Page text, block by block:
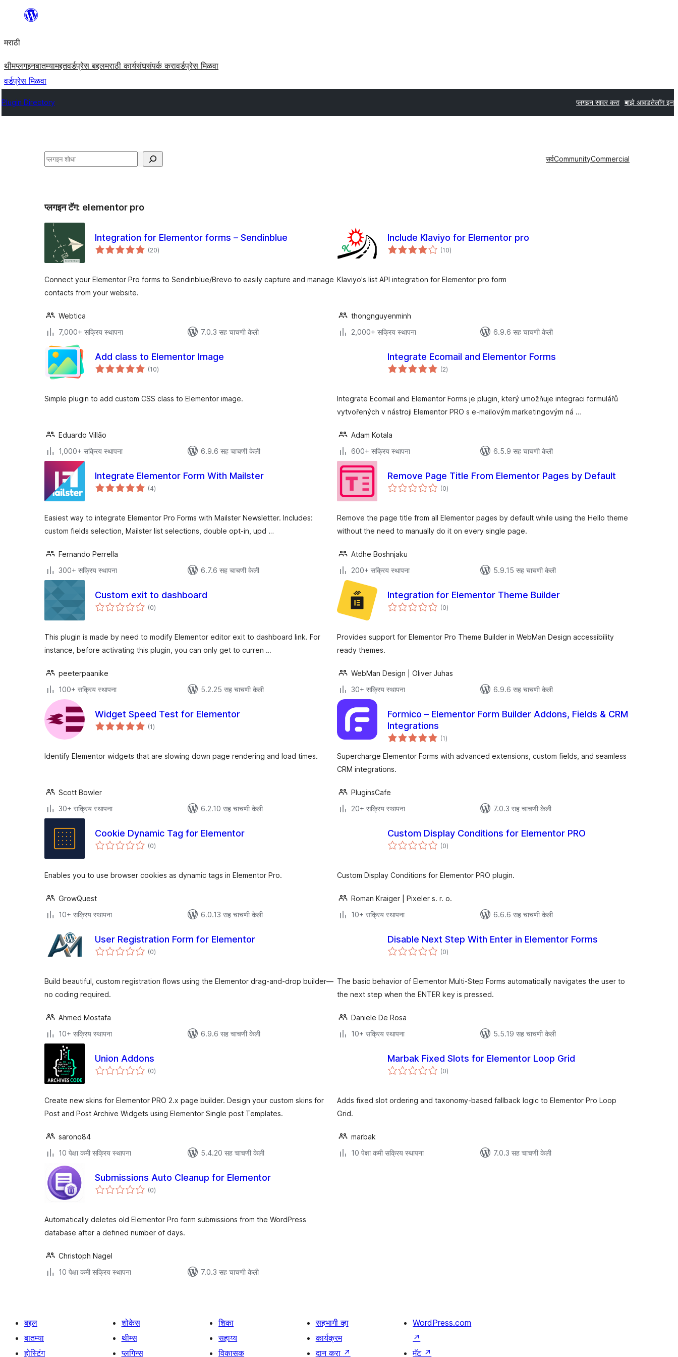
सामुग्रीवर
मराठी
थीमप्लगइनबातम्यामद्दतवर्डप्रेस बद्दलमराठी कार्यसंघसंपर्क करावर्डप्रेस मिळवा
वर्डप्रेस मिळवा
Plugin Directory प्लगइन सादर करा माझे आवडतेलॉग इन
शोधा सर्वCommunityCommercial
प्लगइन टॅग: elementor pro
Integration for Elementor forms – Sendinblue
(20एकूण
मूल्यांकन
)
Connect your Elementor Pro forms to Sendinblue/Brevo to easily capture and manage
contacts from your website.
Webtica
7,000+ सक्रिय स्थापना
7.0.3 सह चाचणी केली
Include Klaviyo for Elementor pro
(10एकूण
मूल्यांकन
)
Klaviyo's list API integration for Elementor pro form
thongnguyenminh
2,000+ सक्रिय स्थापना
6.9.6 सह चाचणी केली
Add class to Elementor Image
(10एकूण
मूल्यांकन
)
Simple plugin to add custom CSS class to Elementor image.
Eduardo Villão
1,000+ सक्रिय स्थापना
6.9.6 सह चाचणी केली
Integrate Ecomail and Elementor Forms
(2एकूण
मूल्यांकन
)
Integrate Ecomail and Elementor Forms je plugin, který umožňuje integraci formulářů
vytvořených v nástroji Elementor PRO s e-mailovým marketingovým ná …
Adam Kotala
600+ सक्रिय स्थापना
6.5.9 सह चाचणी केली
Integrate Elementor Form With Mailster
(4एकूण
मूल्यांकन
)
Easiest way to integrate Elementor Pro Forms with Mailster Newsletter. Includes:
custom fields selection, Mailster list selections, double opt-in, upd …
Fernando Perrella
300+ सक्रिय स्थापना
6.7.6 सह चाचणी केली
Remove Page Title From Elementor Pages by Default
(0एकूण
मूल्यांकन
)
Remove the page title from all Elementor pages by default while using the Hello theme
without the need to manually do it on every single page.
Atdhe Boshnjaku
200+ सक्रिय स्थापना
5.9.15 सह चाचणी केली
Custom exit to dashboard
(0एकूण
मूल्यांकन
)
This plugin is made by need to modify Elementor editor exit to dashboard link. For
instance, before activating this plugin, you can only get to curren …
peeterpaanike
100+ सक्रिय स्थापना
5.2.25 सह चाचणी केली
Integration for Elementor Theme Builder
(0एकूण
मूल्यांकन
)
Provides support for Elementor Pro Theme Builder in WebMan Design accessibility
ready themes.
WebMan Design | Oliver Juhas
30+ सक्रिय स्थापना
6.9.6 सह चाचणी केली
Widget Speed Test for Elementor
(1एकूण
मूल्यांकन
)
Identify Elementor widgets that are slowing down page rendering and load times.
Scott Bowler
30+ सक्रिय स्थापना
6.2.10 सह चाचणी केली
Formico – Elementor Form Builder Addons, Fields & CRM
Integrations
(1एकूण
मूल्यांकन
)
Supercharge Elementor Forms with advanced extensions, custom fields, and seamless
CRM integrations.
PluginsCafe
20+ सक्रिय स्थापना
7.0.3 सह चाचणी केली
Cookie Dynamic Tag for Elementor
(0एकूण
मूल्यांकन
)
Enables you to use browser cookies as dynamic tags in Elementor Pro.
GrowQuest
10+ सक्रिय स्थापना
6.0.13 सह चाचणी केली
Custom Display Conditions for Elementor PRO
(0एकूण
मूल्यांकन
)
Custom Display Conditions for Elementor PRO plugin.
Roman Kraiger | Pixeler s. r. o.
10+ सक्रिय स्थापना
6.6.6 सह चाचणी केली
User Registration Form for Elementor
(0एकूण
मूल्यांकन
)
Build beautiful, custom registration flows using the Elementor drag-and-drop builder—
no coding required.
Ahmed Mostafa
10+ सक्रिय स्थापना
6.9.6 सह चाचणी केली
Disable Next Step With Enter in Elementor Forms
(0एकूण
मूल्यांकन
)
The basic behavior of Elementor Multi-Step Forms automatically navigates the user to
the next step when the ENTER key is pressed.
Daniele De Rosa
10+ सक्रिय स्थापना
5.5.19 सह चाचणी केली
Union Addons
(0एकूण
मूल्यांकन
)
Create new skins for Elementor PRO 2.x page builder. Design your custom skins for
Post and Post Archive Widgets using Elementor Single post Templates.
sarono84
10 पेक्षा कमी सक्रिय स्थापना
5.4.20 सह चाचणी केली
Marbak Fixed Slots for Elementor Loop Grid
(0एकूण
मूल्यांकन
)
Adds fixed slot ordering and taxonomy-based fallback logic to Elementor Pro Loop
Grid.
marbak
10 पेक्षा कमी सक्रिय स्थापना
7.0.3 सह चाचणी केली
Submissions Auto Cleanup for Elementor
(0एकूण
मूल्यांकन
)
Automatically deletes old Elementor Pro form submissions from the WordPress
database after a defined number of days.
Christoph Nagel
10 पेक्षा कमी सक्रिय स्थापना
7.0.3 सह चाचणी केली
बद्दल
बातम्या
होस्टिंग
शोकेस
थीम्स
प्लगिन्स
शिका
सहाय्य
विकासक
सहभागी व्हा
कार्यक्रम
दान करा ↗
WordPress.com
↗
मॅट ↗